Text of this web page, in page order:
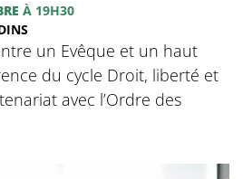
À 19H30
un Evêque et un haut
du cycle Droit, liberté et
avec l’Ordre des